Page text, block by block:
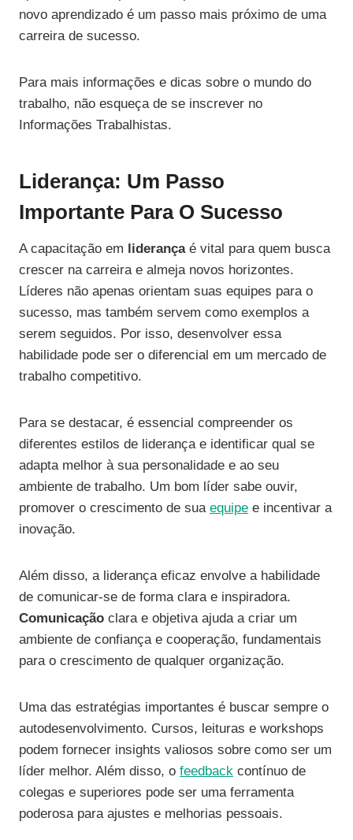
novo aprendizado é um passo mais próximo de uma
carreira de sucesso.
Para mais informações e dicas sobre o mundo do
trabalho, não esqueça de se inscrever no
Informações Trabalhistas.
Liderança: Um Passo
Importante Para O Sucesso
A capacitação em liderançaé vital para quem busca
crescer na carreira e almeja novos horizontes.
Líderes não apenas orientam suas equipes para o
sucesso, mas também servem como exemplos a
serem seguidos. Por isso, desenvolver essa
habilidade pode ser o diferencial em um mercado de
trabalho competitivo.
Para se destacar, é essencial compreender os
diferentes estilos de liderança e identificar qual se
adapta melhor à sua personalidade e ao seu
ambiente de trabalho. Um bom líder sabe ouvir,
promover o crescimento de sua equipe e incentivar a
inovação.
Além disso, a liderança eficaz envolve a habilidade
de comunicar-se de forma clara e inspiradora.
Comunicação clara e objetiva ajuda a criar um
ambiente de confiança e cooperação, fundamentais
para o crescimento de qualquer organização.
Uma das estratégias importantes é buscar sempre o
autodesenvolvimento. Cursos, leituras e workshops
podem fornecer insights valiosos sobre como ser um
líder melhor. Além disso, o feedback contínuo de
colegas e superiores pode ser uma ferramenta
poderosa para ajustes e melhorias pessoais.